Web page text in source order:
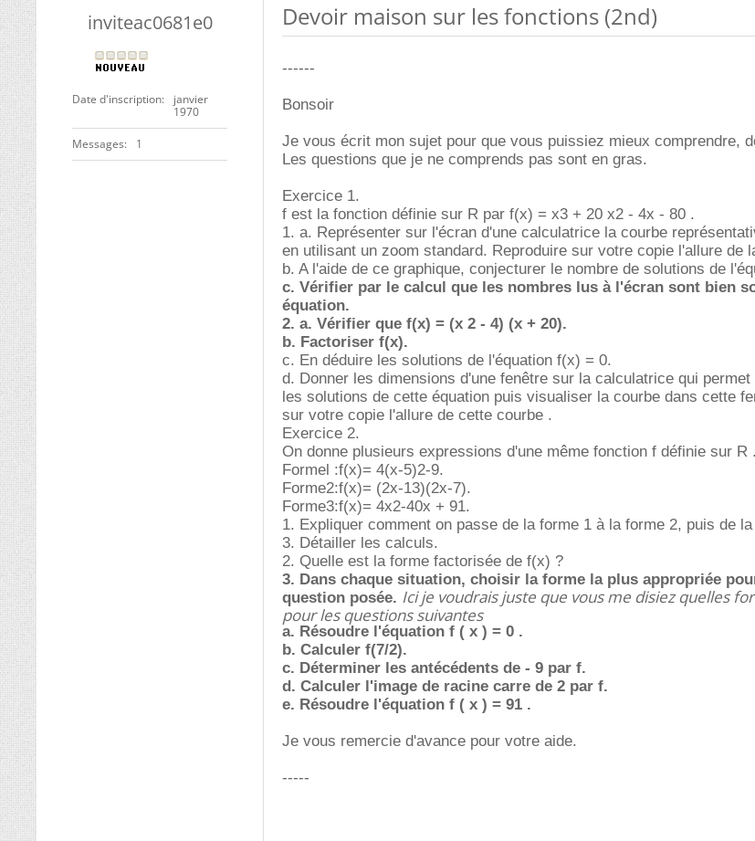
inviteac0681e0
Date d'inscription
janvier
1970
Messages 1
Devoir maison sur les fonctions (2nd)
------
Bonsoir
Je vous écrit mon sujet pour que vous puissiez mieux comprendre,
Les questions que je ne comprends pas sont en gras.
Exercice 1.
f est la fonction définie sur R par f(x) = x3 + 20 x2 - 4x - 80 .
1. a. Représenter sur l'écran d'une calculatrice la courbe
en utilisant un zoom standard. Reproduire sur votre copie l'allure de
b. A l'aide de ce graphique, conjecturer le nombre de solutions de
c. Vérifier par le calcul que les nombres lus à l'écran sont bien
équation.
2. a. Vérifier que f(x) = (x 2 - 4) (x + 20).
b. Factoriser f(x).
c. En déduire les solutions de l'équation f(x) = 0.
d. Donner les dimensions d'une fenêtre sur la calculatrice qui
les solutions de cette équation puis visualiser la courbe dans cette
sur votre copie l'allure de cette courbe .
Exercice 2.
On donne plusieurs expressions d'une même fonction f définie sur R .
Formel :f(x)= 4(x-5)2-9.
Forme2:f(x)= (2x-13)(2x-7).
Forme3:f(x)= 4x2-40x + 91.
1. Expliquer comment on passe de la forme 1 à la forme 2, puis de
3. Détailler les calculs.
2. Quelle est la forme factorisée de f(x) ?
3. Dans chaque situation, choisir la forme la plus appropriée
question posée. Ici je voudrais juste que vous me disiez quelles
pour les questions suivantes
a. Résoudre l'équation f ( x ) = 0 .
b. Calculer f(7/2).
c. Déterminer les antécédents de - 9 par f.
d. Calculer l'image de racine carre de 2 par f.
e. Résoudre l'équation f ( x ) = 91 .
Je vous remercie d'avance pour votre aide.
-----